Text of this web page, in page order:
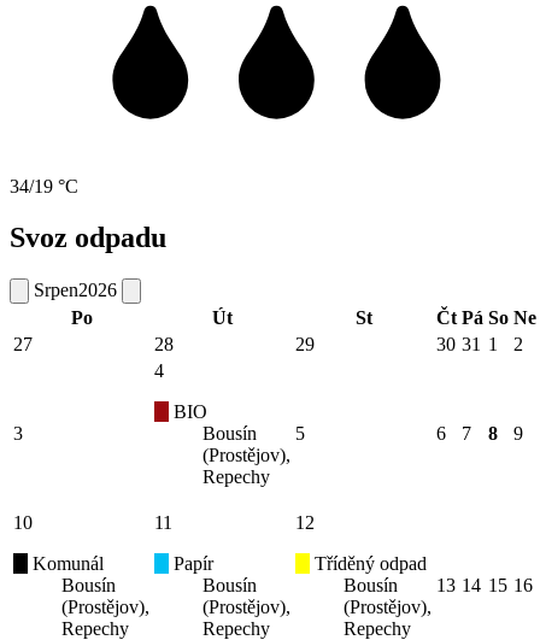
34/19 °C
Svoz odpadu
Srpen2026
Po
Út St Čt Pá So Ne
27
28 29 30 31 1 2
3
4
BIO
Bousín
(Prostějov),
Repechy
5 6 7 8 9
10
Komunál
Bousín
(Prostějov),
Repechy
11
Papír
Bousín
(Prostějov),
Repechy
12
Tříděný odpad
Bousín
(Prostějov),
Repechy
13 14 15 16